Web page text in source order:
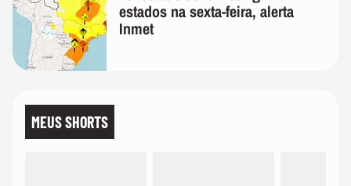
estados na sexta-feira, alerta
Inmet
MEUS SHORTS